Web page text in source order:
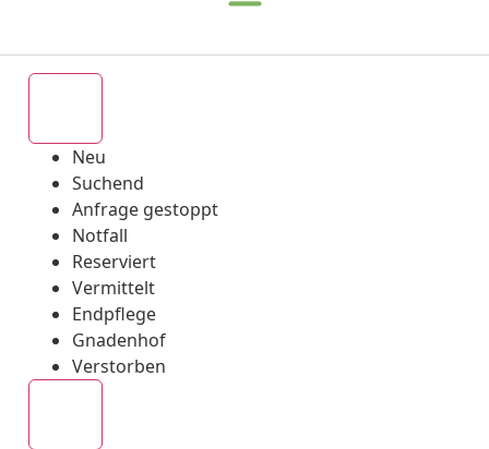
Neu
Suchend
Anfrage gestoppt
Notfall
Reserviert
Vermittelt
Endpflege
Gnadenhof
Verstorben